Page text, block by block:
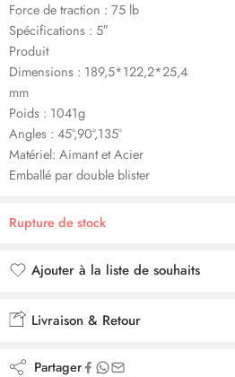
Force de traction : 75 lb
Spécifications : 5″
Produit
Dimensions : 189,5*122,2*25,4
mm
Poids : 1041g
Angles : 45°,90°,135°
Matériel: Aimant et Acier
Emballé par double blister
Rupture de stock
Ajouter à la liste de souhaits
Livraison & Retour
Partager